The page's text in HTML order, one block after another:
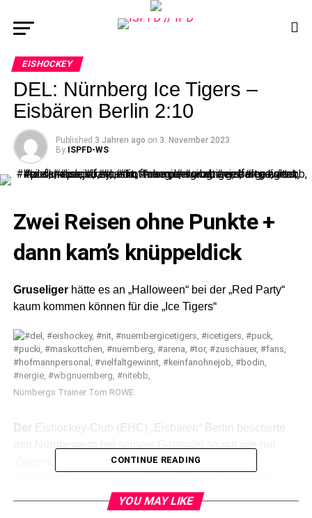
EISHOCKEY
DEL: Nürnberg Ice Tigers –
Eisbären Berlin 2:10
Published 3 Jahren ago on 3. November 2023
By ISPFD-WS
Zwei Reisen ohne Punkte +
dann kam’s knüppeldick
Gruseligerhätte es an „Halloween“ bei der „Red Party“
kaum kommen können für die „Ice Tigers“
Nürnbergs Trainer Tom ROWE.
DerEishockey-Club (EHC) „Eisbären“ Berlin bescherte
„Saures“ – das „Süße“ hatten die Cracks des
sorgten für eine letztendlich happige 2:10-„Klatsche“ der
von Ausfällen vor allem auf der Verteidiger-Position
CONTINUE READING
YOU MAY LIKE